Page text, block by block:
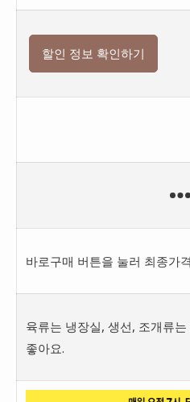
할인 정보 확인하기
바로구매 버튼을 눌러 최종가
육류는 냉장실, 생선, 조개류
좋아요.